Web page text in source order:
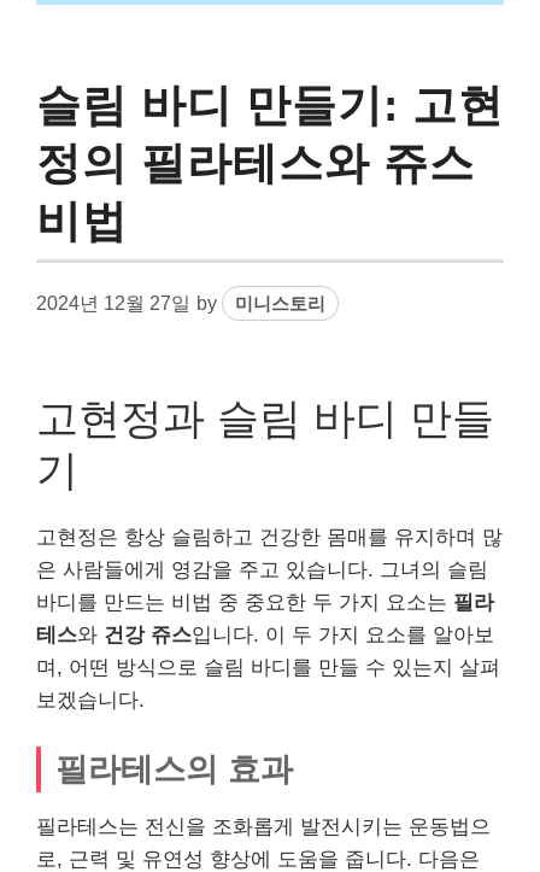
슬림 바디 만들기: 고현
정의 필라테스와 쥬스
비법
2024년 12월 27일 by 미니스토리
고현정과 슬림 바디 만들
기
고현정은 항상 슬림하고 건강한 몸매를 유지하며 많
은 사람들에게 영감을 주고 있습니다. 그녀의 슬림
바디를 만드는 비법 중 중요한 두 가지 요소는 필라
테스와 건강 쥬스입니다. 이 두 가지 요소를 알아보
며, 어떤 방식으로 슬림 바디를 만들 수 있는지 살펴
보겠습니다.
필라테스의 효과
필라테스는 전신을 조화롭게 발전시키는 운동법으
로, 근력 및 유연성 향상에 도움을 줍니다. 다음은